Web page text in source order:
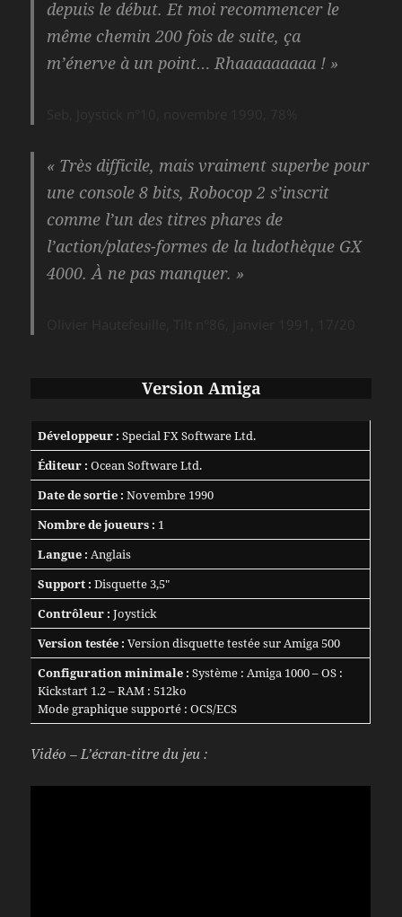
depuis le début. Et moi recommencer le
même chemin 200 fois de suite, ça
m’énerve à un point… Rhaaaaaaaaa ! »
« Très difficile, mais vraiment superbe pour
une console 8 bits, Robocop 2 s’inscrit
comme l’un des titres phares de
l’action/plates-formes de la ludothèque GX
4000. À ne pas manquer. »
Version Amiga
Développeur : Special FX Software Ltd.
Éditeur : Ocean Software Ltd.
Date de sortie : Novembre 1990
Nombre de joueurs : 1
Langue : Anglais
Support : Disquette 3,5″
Contrôleur : Joystick
Version testée : Version disquette testée sur Amiga 500
Configuration minimale : Système : Amiga 1000 – OS :
Kickstart 1.2 – RAM : 512ko
Mode graphique supporté : OCS/ECS
Vidéo – L’écran-titre du jeu :